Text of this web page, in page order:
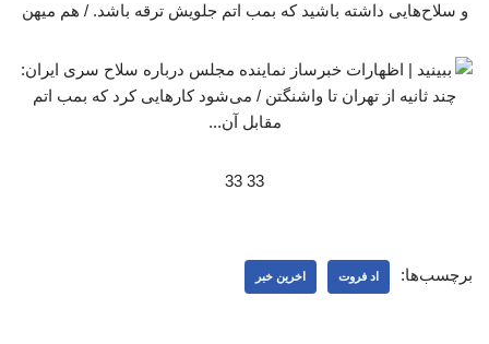
و سلاح‌هایی داشته باشید که بمب اتم جلویش ترقه باشد. / هم میهن
33 33
برچسب‌ها: اد فروت اخرین خبر